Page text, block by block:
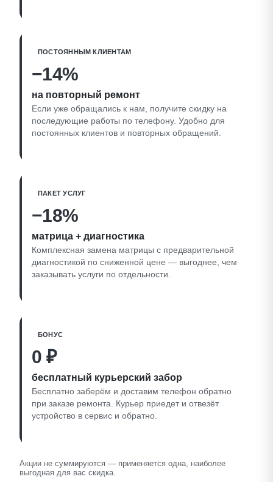
ПОСТОЯННЫМ КЛИЕНТАМ
−14%
на повторный ремонт
Если уже обращались к нам, получите скидку на
последующие работы по телефону. Удобно для
постоянных клиентов и повторных обращений.
ПАКЕТ УСЛУГ
−18%
матрица + диагностика
Комплексная замена матрицы с предварительной
диагностикой по сниженной цене — выгоднее, чем
заказывать услуги по отдельности.
БОНУС
0 ₽
бесплатный курьерский забор
Бесплатно заберём и доставим телефон обратно
при заказе ремонта. Курьер приедет и отвезёт
устройство в сервис и обратно.
Акции не суммируются — применяется одна, наиболее
выгодная для вас скидка.